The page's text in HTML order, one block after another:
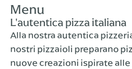
Menu
L'autentica pizza italiana
Alla nostra autentica
nostri pizzaioli preparano
nuove creazioni ispirate